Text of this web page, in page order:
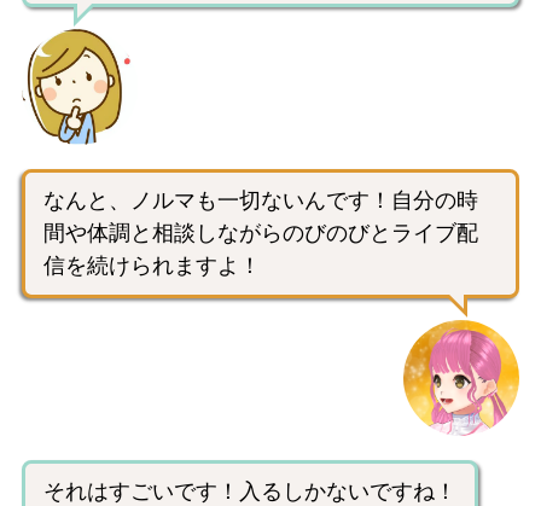
なんと、ノルマも一切ないんです！自分の時
間や体調と相談しながらのびのびとライブ配
信を続けられますよ！
それはすごいです！入るしかないですね！